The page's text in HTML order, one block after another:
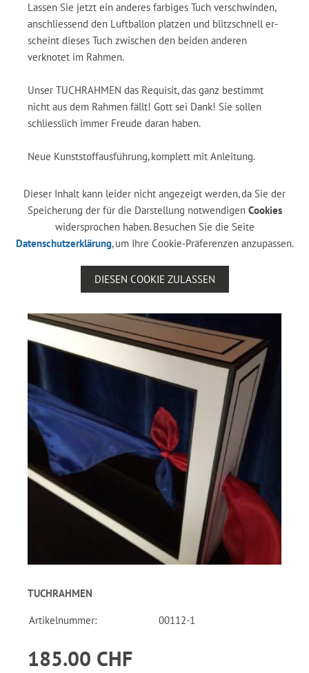
Lassen Sie jetzt ein anderes farbiges Tuch verschwinden,
anschliessend den Luftballon platzen und blitzschnell er-
scheint dieses Tuch zwischen den beiden anderen
verknotet im Rahmen.
Unser TUCHRAHMEN das Requisit, das ganz bestimmt
nicht aus dem Rahmen fällt! Gott sei Dank! Sie sollen
schliesslich immer Freude daran haben.
Neue Kunststoffausführung, komplett mit Anleitung.
Dieser Inhalt kann leider nicht angezeigt werden, da Sie der
Speicherung der für die Darstellung notwendigen Cookies
widersprochen haben. Besuchen Sie die Seite
Datenschutzerklärung, um Ihre Cookie-Präferenzen anzupassen.
DIESEN COOKIE ZULASSEN
TUCHRAHMEN
Artikelnummer: 00112-1
185.00 CHF